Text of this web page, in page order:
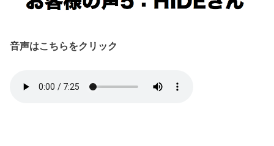
音声はこちらをクリック